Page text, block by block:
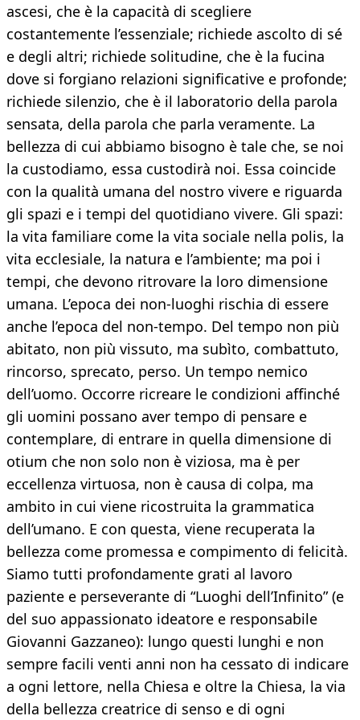
ascesi, che è la capacità di scegliere
costantemente l’essenziale; richiede ascolto di sé
e degli altri; richiede solitudine, che è la fucina
dove si forgiano relazioni significative e profonde;
richiede silenzio, che è il laboratorio della parola
sensata, della parola che parla veramente. La
bellezza di cui abbiamo bisogno è tale che, se noi
la custodiamo, essa custodirà noi. Essa coincide
con la qualità umana del nostro vivere e riguarda
gli spazi e i tempi del quotidiano vivere. Gli spazi:
la vita familiare come la vita sociale nella polis, la
vita ecclesiale, la natura e l’ambiente; ma poi i
tempi, che devono ritrovare la loro dimensione
umana. L’epoca dei non-luoghi rischia di essere
anche l’epoca del non-tempo. Del tempo non più
abitato, non più vissuto, ma subìto, combattuto,
rincorso, sprecato, perso. Un tempo nemico
dell’uomo. Occorre ricreare le condizioni affinché
gli uomini possano aver tempo di pensare e
contemplare, di entrare in quella dimensione di
otium che non solo non è viziosa, ma è per
eccellenza virtuosa, non è causa di colpa, ma
ambito in cui viene ricostruita la grammatica
dell’umano. E con questa, viene recuperata la
bellezza come promessa e compimento di felicità.
Siamo tutti profondamente grati al lavoro
paziente e perseverante di “Luoghi dell’Infinito” (e
del suo appassionato ideatore e responsabile
Giovanni Gazzaneo): lungo questi lunghi e non
sempre facili venti anni non ha cessato di indicare
a ogni lettore, nella Chiesa e oltre la Chiesa, la via
della bellezza creatrice di senso e di ogni